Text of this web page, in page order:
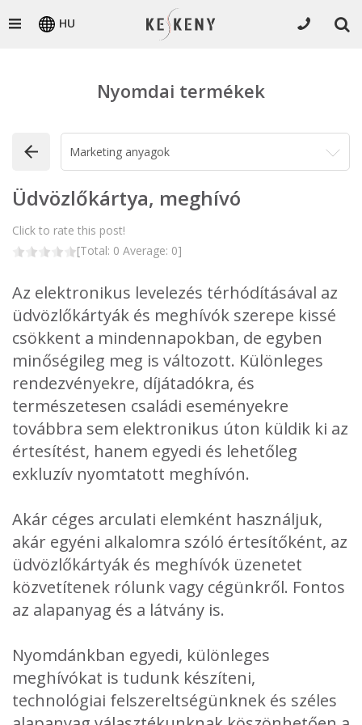
HU
Nyomdai termékek
Üdvözlőkártya, meghívó
Click to rate this post!
[Total: 0 Average: 0]
Az elektronikus levelezés térhódításával az
üdvözlőkártyák és meghívók szerepe kissé
csökkent a mindennapokban, de egyben
minőségileg meg is változott. Különleges
rendezvényekre, díjátadókra, és
természetesen családi eseményekre
továbbra sem elektronikus úton küldik ki az
értesítést, hanem egyedi és lehetőleg
exkluzív nyomtatott meghívón.
Akár céges arculati elemként használjuk,
akár egyéni alkalomra szóló értesítőként, az
üdvözlőkártyák és meghívók üzenetet
közvetítenek rólunk vagy cégünkről. Fontos
az alapanyag és a látvány is.
Nyomdánkban egyedi, különleges
meghívókat is tudunk készíteni,
technológiai felszereltségünknek és széles